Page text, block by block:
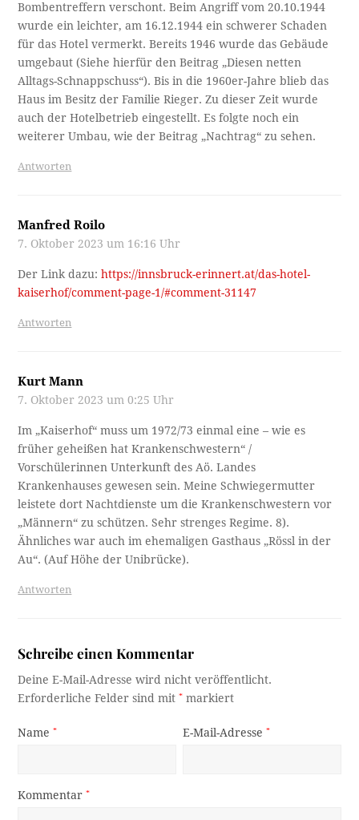
Bombentreffern verschont. Beim Angriff vom 20.10.1944
wurde ein leichter, am 16.12.1944 ein schwerer Schaden
für das Hotel vermerkt. Bereits 1946 wurde das Gebäude
umgebaut (Siehe hierfür den Beitrag „Diesen netten
Alltags-Schnappschuss“). Bis in die 1960er-Jahre blieb das
Haus im Besitz der Familie Rieger. Zu dieser Zeit wurde
auch der Hotelbetrieb eingestellt. Es folgte noch ein
weiterer Umbau, wie der Beitrag „Nachtrag“ zu sehen.
Antworten
Manfred Roilo
7. Oktober 2023 um 16:16 Uhr
Der Link dazu:https://innsbruck-erinnert.at/das-hotel-
kaiserhof/comment-page-1/#comment-31147
Antworten
Kurt Mann
7. Oktober 2023 um 0:25 Uhr
Im „Kaiserhof“ muss um 1972/73 einmal eine – wie es
früher geheißen hat Krankenschwestern“ /
Vorschülerinnen Unterkunft des Aö. Landes
Krankenhauses gewesen sein. Meine Schwiegermutter
leistete dort Nachtdienste um die Krankenschwestern vor
„Männern“ zu schützen. Sehr strenges Regime. 8).
Ähnliches war auch im ehemaligen Gasthaus „Rössl in der
Au“. (Auf Höhe der Unibrücke).
Antworten
Schreibe einen Kommentar
Deine E-Mail-Adresse wird nicht veröffentlicht.
Erforderliche Felder sind mit* markiert
Name* E-Mail-Adresse*
Kommentar*